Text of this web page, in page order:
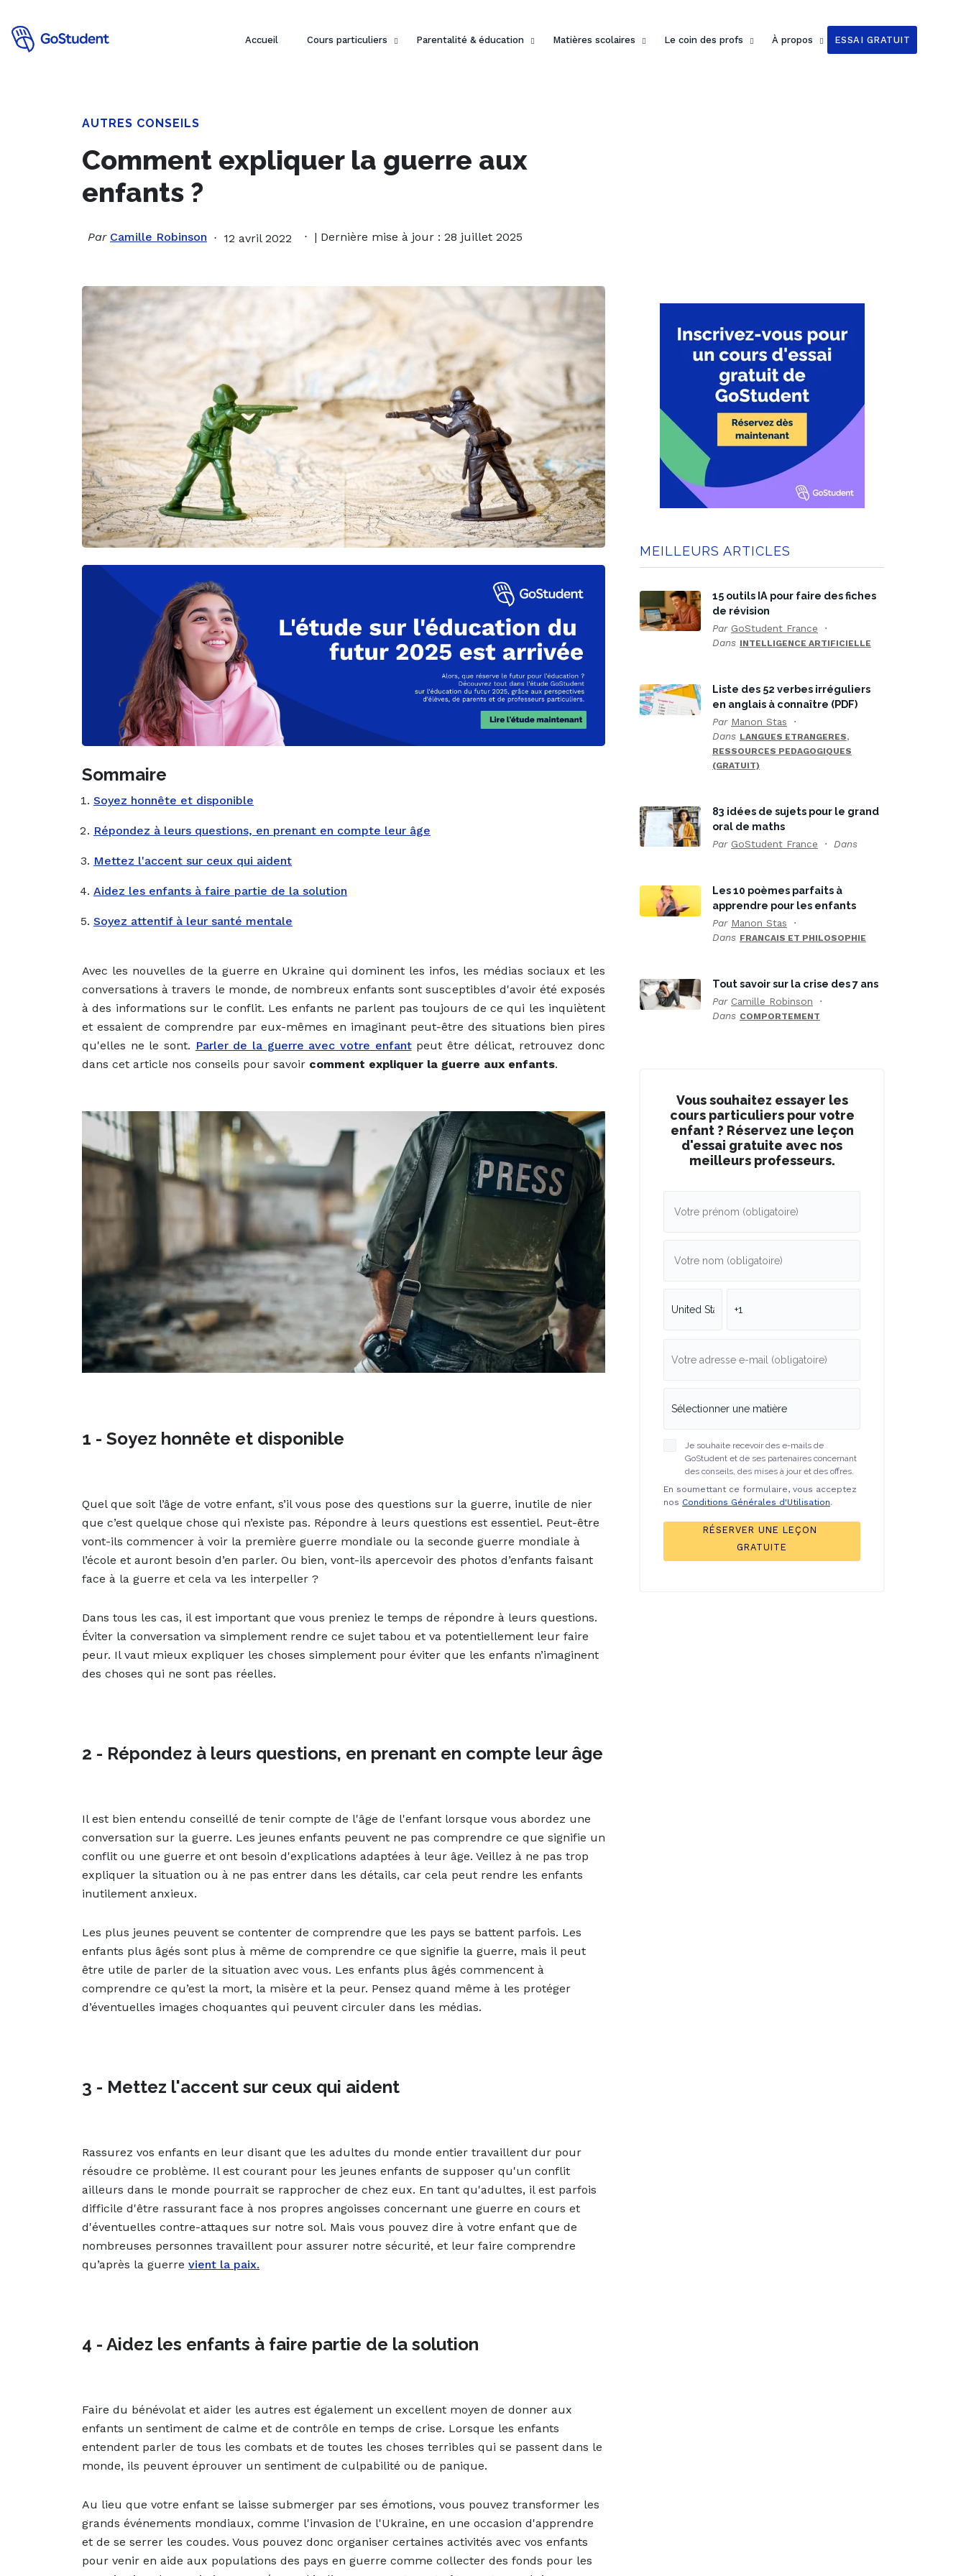
Accueil Cours particuliers Parentalité & éducation Matières scolaires Le coin des profs À propos ESSAI GRATUIT
AUTRES CONSEILS
Comment expliquer la guerre aux
enfants ?
Par Camille Robinson 12 avril 2022 | Dernière mise à jour : 28 juillet 2025
Sommaire
Soyez honnête et disponible
Répondez à leurs questions, en prenant en compte leur âge
Mettez l'accent sur ceux qui aident
Aidez les enfants à faire partie de la solution
Soyez attentif à leur santé mentale
Avec les nouvelles de la guerre en Ukraine qui dominent les infos, les médias sociaux et les
conversations à travers le monde, de nombreux enfants sont susceptibles d'avoir été exposés
à des informations sur le conflit. Les enfants ne parlent pas toujours de ce qui les inquiètent
et essaient de comprendre par eux-mêmes en imaginant peut-être des situations bien pires
qu'elles ne le sont. Parler de la guerre avec votre enfantpeut être délicat, retrouvez donc
dans cet article nos conseils pour savoir comment expliquer la guerre aux enfants.
1 - Soyez honnête et disponible
Quel que soit l’âge de votre enfant, s’il vous pose des questions sur la guerre, inutile de nier
que c’est quelque chose qui n’existe pas. Répondre à leurs questions est essentiel. Peut-être
vont-ils commencer à voir la première guerre mondiale ou la seconde guerre mondiale à
l’école et auront besoin d’en parler. Ou bien, vont-ils apercevoir des photos d’enfants faisant
face à la guerre et cela va les interpeller ?
Dans tous les cas, il est important que vous preniez le temps de répondre à leurs questions.
Éviter la conversation va simplement rendre ce sujet tabou et va potentiellement leur faire
peur. Il vaut mieux expliquer les choses simplement pour éviter que les enfants n’imaginent
des choses qui ne sont pas réelles.
2 - Répondez à leurs questions, en prenant en compte leur âge
Il est bien entendu conseillé de tenir compte de l'âge de l'enfant lorsque vous abordez une
conversation sur la guerre. Les jeunes enfants peuvent ne pas comprendre ce que signifie un
conflit ou une guerre et ont besoin d'explications adaptées à leur âge. Veillez à ne pas trop
expliquer la situation ou à ne pas entrer dans les détails, car cela peut rendre les enfants
inutilement anxieux.
Les plus jeunes peuvent se contenter de comprendre que les pays se battent parfois. Les
enfants plus âgés sont plus à même de comprendre ce que signifie la guerre, mais il peut
être utile de parler de la situation avec vous. Les enfants plus âgés commencent à
comprendre ce qu’est la mort, la misère et la peur. Pensez quand même à les protéger
d’éventuelles images choquantes qui peuvent circuler dans les médias.
3 - Mettez l'accent sur ceux qui aident
Rassurez vos enfants en leur disant que les adultes du monde entier travaillent dur pour
résoudre ce problème. Il est courant pour les jeunes enfants de supposer qu'un conflit
ailleurs dans le monde pourrait se rapprocher de chez eux. En tant qu'adultes, il est parfois
difficile d'être rassurant face à nos propres angoisses concernant une guerre en cours et
d'éventuelles contre-attaques sur notre sol. Mais vous pouvez dire à votre enfant que de
nombreuses personnes travaillent pour assurer notre sécurité, et leur faire comprendre
qu’après la guerre vient la paix.
4 - Aidez les enfants à faire partie de la solution
Faire du bénévolat et aider les autres est également un excellent moyen de donner aux
enfants un sentiment de calme et de contrôle en temps de crise. Lorsque les enfants
entendent parler de tous les combats et de toutes les choses terribles qui se passent dans le
monde, ils peuvent éprouver un sentiment de culpabilité ou de panique.
Au lieu que votre enfant se laisse submerger par ses émotions, vous pouvez transformer les
grands événements mondiaux, comme l'invasion de l'Ukraine, en une occasion d'apprendre
et de se serrer les coudes. Vous pouvez donc organiser certaines activités avec vos enfants
pour venir en aide aux populations des pays en guerre comme collecter des fonds pour les
MEILLEURS ARTICLES
15 outils IA pour faire des fiches
de révision
Par GoStudent France
Dans INTELLIGENCE ARTIFICIELLE
Liste des 52 verbes irréguliers
en anglais à connaître (PDF)
Par Manon Stas
Dans LANGUES ETRANGERES,
RESSOURCES PEDAGOGIQUES
(GRATUIT)
83 idées de sujets pour le grand
oral de maths
Par GoStudent France Dans
Les 10 poèmes parfaits à
apprendre pour les enfants
Par Manon Stas
Dans FRANCAIS ET PHILOSOPHIE
Tout savoir sur la crise des 7 ans
Par Camille Robinson
Dans COMPORTEMENT
Vous souhaitez essayer les
cours particuliers pour votre
enfant ? Réservez une leçon
d'essai gratuite avec nos
meilleurs professeurs.
Je souhaite recevoir des e-mails de
GoStudent et de ses partenaires concernant
des conseils, des mises à jour et des offres.
En soumettant ce formulaire, vous acceptez
nos Conditions Générales d'Utilisation.